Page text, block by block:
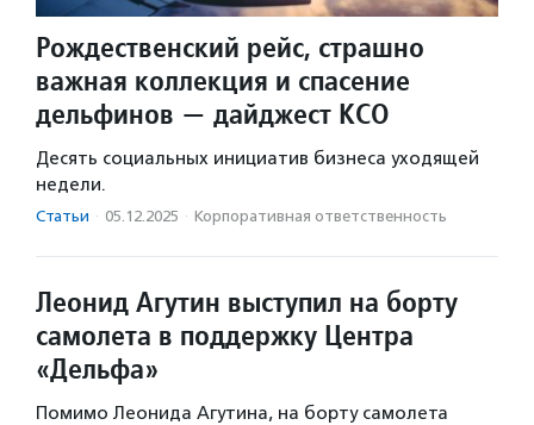
Рождественский рейс, страшно
важная коллекция и спасение
дельфинов — дайджест КСО
Десять социальных инициатив бизнеса уходящей
недели.
Статьи · 05.12.2025 · Корпоративная ответственность
Леонид Агутин выступил на борту
самолета в поддержку Центра
«Дельфа»
Помимо Леонида Агутина, на борту самолета